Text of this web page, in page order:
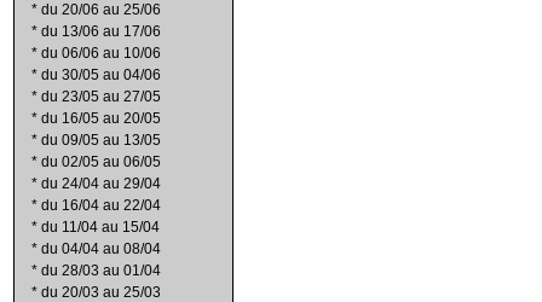
* du 20/06 au 25/06
* du 13/06 au 17/06
* du 06/06 au 10/06
* du 30/05 au 04/06
* du 23/05 au 27/05
* du 16/05 au 20/05
* du 09/05 au 13/05
* du 02/05 au 06/05
* du 24/04 au 29/04
* du 16/04 au 22/04
* du 11/04 au 15/04
* du 04/04 au 08/04
* du 28/03 au 01/04
* du 20/03 au 25/03